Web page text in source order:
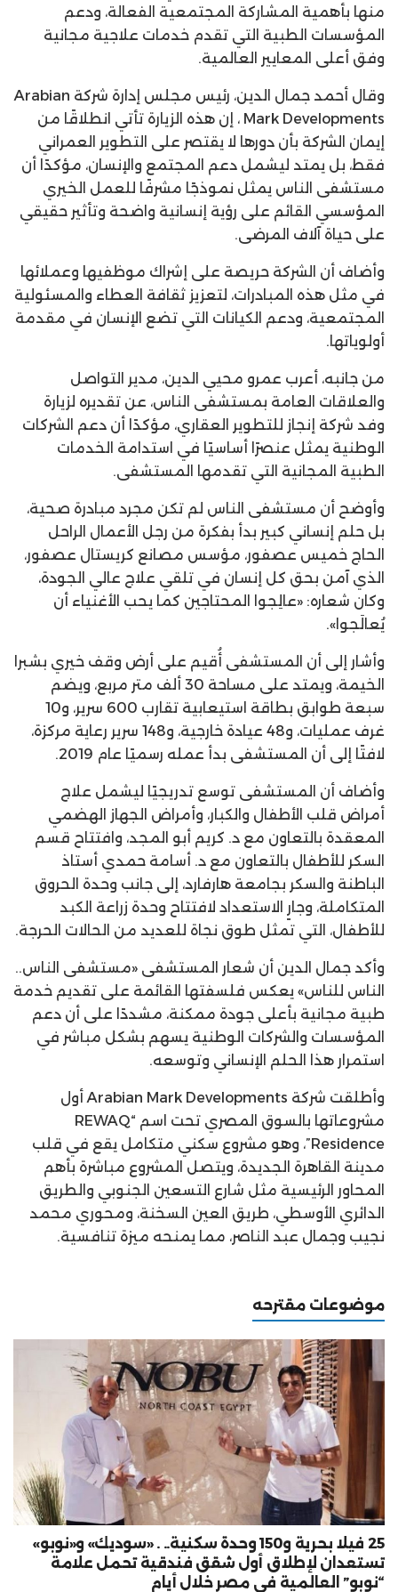
منها بأهمية المشاركة المجتمعية الفعالة، ودعم
المؤسسات الطبية التي تقدم خدمات علاجية مجانية
وفق أعلى المعايير العالمية.
وقال أحمد جمال الدين، رئيس مجلس إدارة شركة Arabian
Mark Developments ، إن هذه الزيارة تأتي انطلاقًا من
إيمان الشركة بأن دورها لا يقتصر على التطوير العمراني
فقط، بل يمتد ليشمل دعم المجتمع والإنسان، مؤكدًا أن
مستشفى الناس يمثل نموذجًا مشرفًا للعمل الخيري
المؤسسي القائم على رؤية إنسانية واضحة وتأثير حقيقي
على حياة آلاف المرضى.
وأضاف أن الشركة حريصة على إشراك موظفيها وعملائها
في مثل هذه المبادرات، لتعزيز ثقافة العطاء والمسئولية
المجتمعية، ودعم الكيانات التي تضع الإنسان في مقدمة
أولوياتها.
من جانبه، أعرب عمرو محيي الدين، مدير التواصل
والعلاقات العامة بمستشفى الناس، عن تقديره لزيارة
وفد شركة إنجاز للتطوير العقاري، مؤكدًا أن دعم الشركات
الوطنية يمثل عنصرًا أساسيًا في استدامة الخدمات
الطبية المجانية التي تقدمها المستشفى.
وأوضح أن مستشفى الناس لم تكن مجرد مبادرة صحية،
بل حلم إنساني كبير بدأ بفكرة من رجل الأعمال الراحل
الحاج خميس عصفور، مؤسس مصانع كريستال عصفور،
الذي آمن بحق كل إنسان في تلقي علاج عالي الجودة،
وكان شعاره: «عالِجوا المحتاجين كما يحب الأغنياء أن
يُعالَجوا».
وأشار إلى أن المستشفى أُقيم على أرض وقف خيري بشبرا
الخيمة، ويمتد على مساحة 30 ألف متر مربع، ويضم
سبعة طوابق بطاقة استيعابية تقارب 600 سرير، و10
غرف عمليات، و48 عيادة خارجية، و148 سرير رعاية مركزة،
لافتًا إلى أن المستشفى بدأ عمله رسميًا عام 2019.
وأضاف أن المستشفى توسع تدريجيًا ليشمل علاج
أمراض قلب الأطفال والكبار، وأمراض الجهاز الهضمي
المعقدة بالتعاون مع د. كريم أبو المجد، وافتتاح قسم
السكر للأطفال بالتعاون مع د. أسامة حمدي أستاذ
الباطنة والسكر بجامعة هارفارد، إلى جانب وحدة الحروق
المتكاملة، وجارٍ الاستعداد لافتتاح وحدة زراعة الكبد
للأطفال، التي تمثل طوق نجاة للعديد من الحالات الحرجة.
وأكد جمال الدين أن شعار المستشفى «مستشفى الناس..
الناس للناس» يعكس فلسفتها القائمة على تقديم خدمة
طبية مجانية بأعلى جودة ممكنة، مشددًا على أن دعم
المؤسسات والشركات الوطنية يسهم بشكل مباشر في
استمرار هذا الحلم الإنساني وتوسعه.
وأطلقت شركة Arabian Mark Developments أول
مشروعاتها بالسوق المصري تحت اسم “REWAQ
Residence”، وهو مشروع سكني متكامل يقع في قلب
مدينة القاهرة الجديدة، ويتصل المشروع مباشرة بأهم
المحاور الرئيسية مثل شارع التسعين الجنوبي والطريق
الدائري الأوسطي، طريق العين السخنة، ومحوري محمد
نجيب وجمال عبد الناصر، مما يمنحه ميزة تنافسية.
موضوعات مقترحه
25 فيلا بحرية و150 وحدة سكنية.. . «سوديك» و«نوبو»
تستعدان لإطلاق أول شقق فندقية تحمل علامة
“نوبو” العالمية في مصر خلال أيام